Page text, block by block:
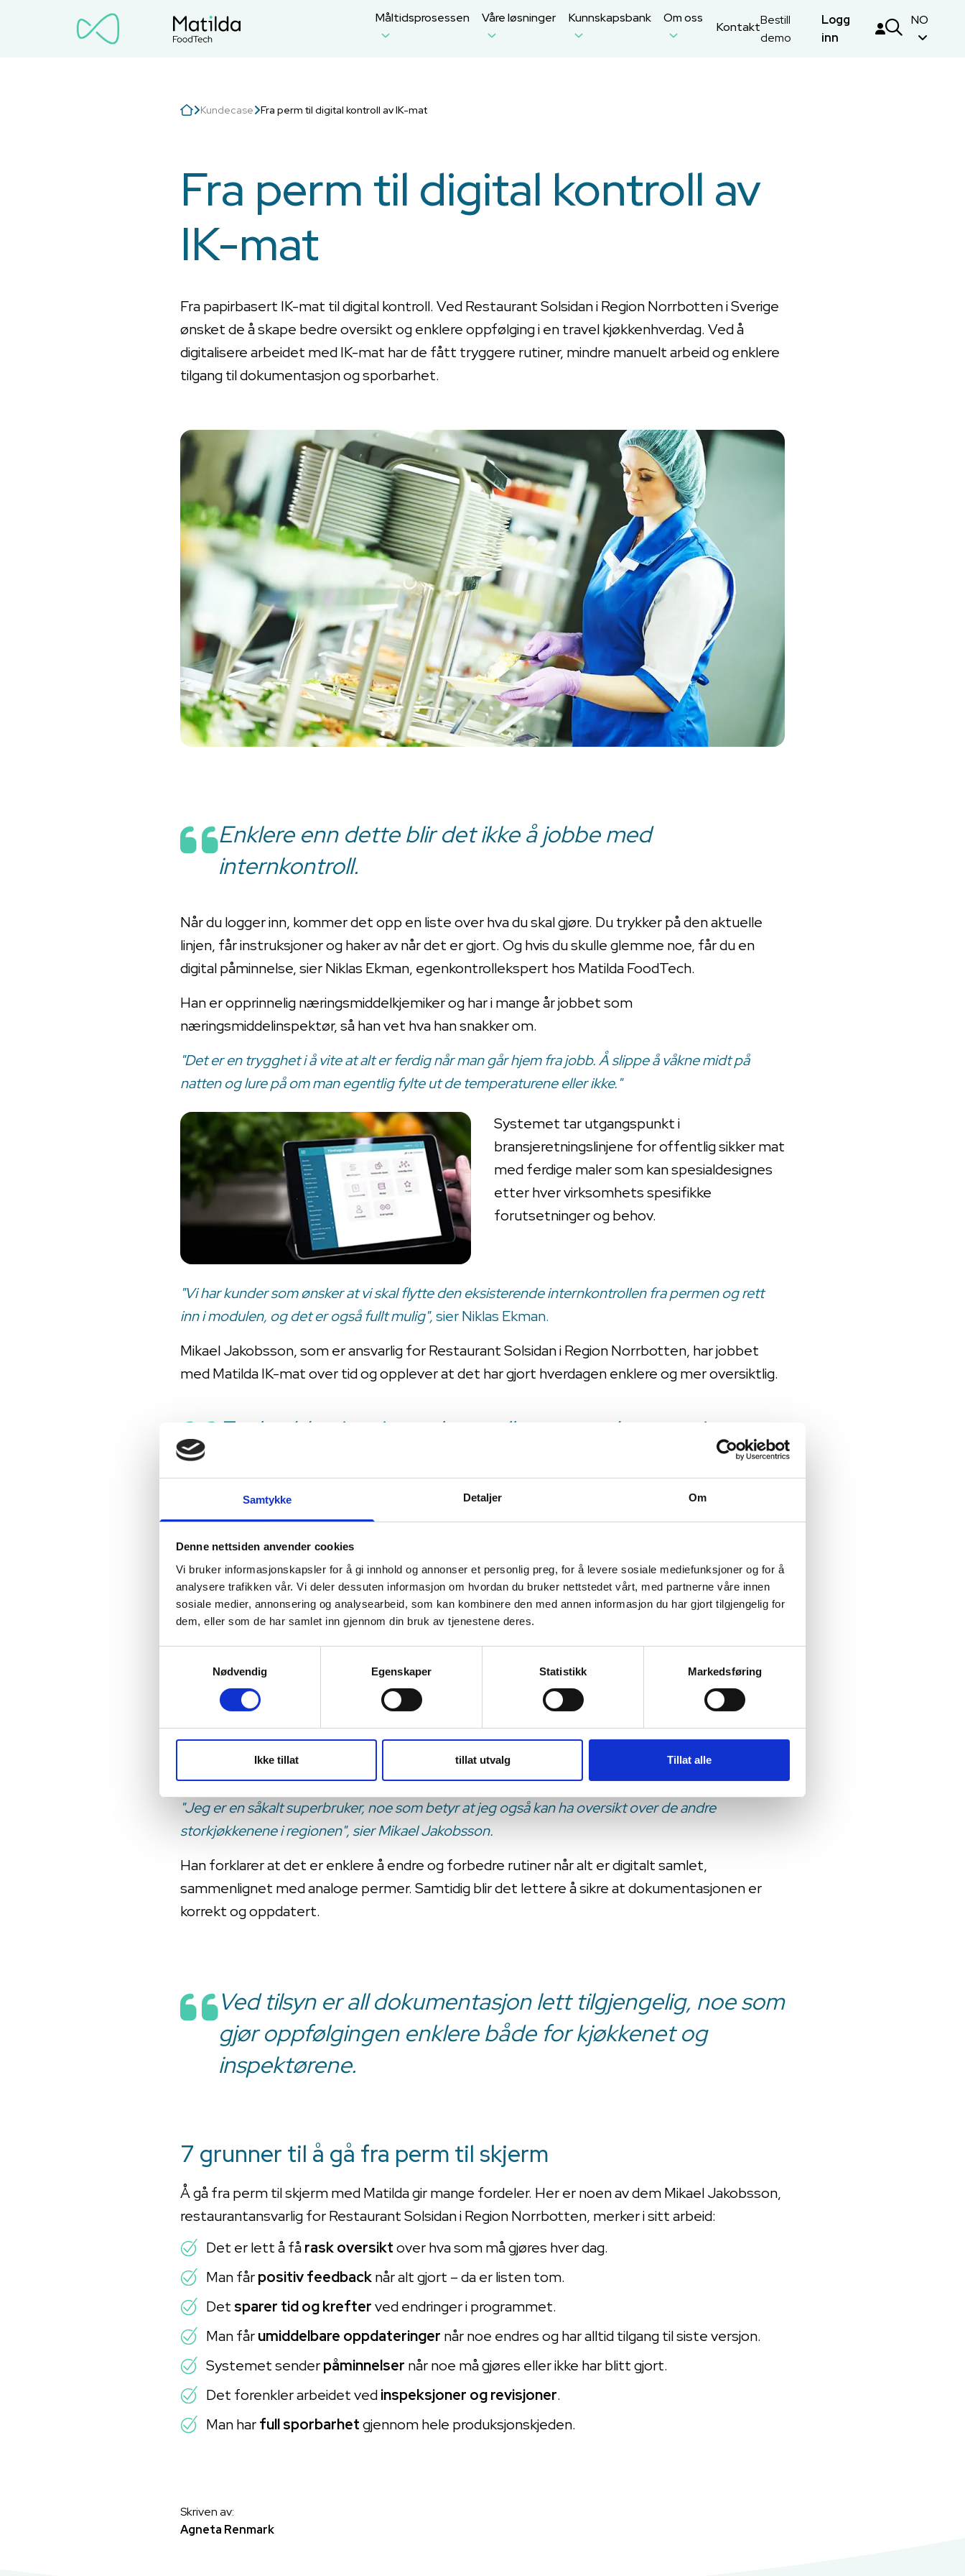
Samtykke Detaljer Om
Denne nettsiden anvender cookies
Vi bruker informasjonskapsler for å gi innhold og annonser et personlig preg, for å levere sosiale mediefunksjoner og for å
analysere trafikken vår. Vi deler dessuten informasjon om hvordan du bruker nettstedet vårt, med partnerne våre innen
sosiale medier, annonsering og analysearbeid, som kan kombinere den med annen informasjon du har gjort tilgjengelig for
dem, eller som de har samlet inn gjennom din bruk av tjenestene deres.
Nødvendig
Egenskaper Statistikk Markedsføring
Ikke tillat tillat utvalg Tillat alle
Måltidsprosessen Våre løsninger Kunnskapsbank Om oss
KontaktBestill
demo
Logg
inn
NO
Kundecase Fra perm til digital kontroll av IK-mat
Fra perm til digital kontroll av
IK-mat
Fra papirbasert IK-mat til digital kontroll. Ved Restaurant Solsidan i Region Norrbotten i Sverige
ønsket de å skape bedre oversikt og enklere oppfølging i en travel kjøkkenhverdag. Ved å
digitalisere arbeidet med IK-mat har de fått tryggere rutiner, mindre manuelt arbeid og enklere
tilgang til dokumentasjon og sporbarhet.
Enklere enn dette blir det ikke å jobbe med
internkontroll.
Når du logger inn, kommer det opp en liste over hva du skal gjøre. Du trykker på den aktuelle
linjen, får instruksjoner og haker av når det er gjort. Og hvis du skulle glemme noe, får du en
digital påminnelse, sier Niklas Ekman, egenkontrollekspert hos Matilda FoodTech.
Han er opprinnelig næringsmiddelkjemiker og har i mange år jobbet som
næringsmiddelinspektør, så han vet hva han snakker om.
"Det er en trygghet i å vite at alt er ferdig når man går hjem fra jobb. Å slippe å våkne midt på
natten og lure på om man egentlig fylte ut de temperaturene eller ikke."
Systemet tar utgangspunkt i
bransjeretningslinjene for offentlig sikker mat
med ferdige maler som kan spesialdesignes
etter hver virksomhets spesifikke
forutsetninger og behov.
"Vi har kunder som ønsker at vi skal flytte den eksisterende internkontrollen fra permen og rett
inn i modulen, og det er også fullt mulig",sier Niklas Ekman.
Mikael Jakobsson, som er ansvarlig for Restaurant Solsidan i Region Norrbotten, har jobbet
med Matilda IK-mat over tid og opplever at det har gjort hverdagen enklere og mer oversiktlig.
Før hadde vi en internkontrollperm med massevis av
lister som måtte fylles ut. Problemet var at det var lett å
glemme det, eller å gjøre feil. Noen noterte
temperaturer på lapper, som deretter ble borte eller
arkivert på feil sted, sier han.
Nå forteller systemet hva som skal gjøres og når. Et blått varsel viser at noe skal gjøres, mens
"Du ser umiddelbart i gjøremålslisten når ulike momenter er utført, og du kan velge å få
påminnelser enten på forhånd eller når noe er forsinket. Jeg synes det er praktisk å kunne hake
av alt på jobbmobilen, uansett hvor jeg er."
"Jeg er en såkalt superbruker, noe som betyr at jeg også kan ha oversikt over de andre
storkjøkkenene i regionen", sier Mikael Jakobsson.
Han forklarer at det er enklere å endre og forbedre rutiner når alt er digitalt samlet,
sammenlignet med analoge permer. Samtidig blir det lettere å sikre at dokumentasjonen er
korrekt og oppdatert.
Ved tilsyn er all dokumentasjon lett tilgjengelig, noe som
gjør oppfølgingen enklere både for kjøkkenet og
inspektørene.
7 grunner til å gå fra perm til skjerm
Å gå fra perm til skjerm med Matilda gir mange fordeler. Her er noen av dem Mikael Jakobsson,
restaurantansvarlig for Restaurant Solsidan i Region Norrbotten, merker i sitt arbeid:
Det er lett å fårask oversiktover hva som må gjøres hver dag.
Man fårpositiv feedbacknår alt gjort – da er listen tom.
Det sparer tid og krefterved endringer i programmet.
Man fårumiddelbare oppdateringer når noe endres og har alltid tilgang til siste versjon.
Systemet senderpåminnelser når noe må gjøres eller ikke har blitt gjort.
Det forenkler arbeidet vedinspeksjoner og revisjoner.
Man harfull sporbarhetgjennom hele produksjonskjeden.
Skriven av:
Agneta Renmark